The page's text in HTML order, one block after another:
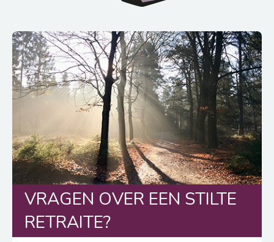
VRAGEN OVER EEN STILTE
RETRAITE?